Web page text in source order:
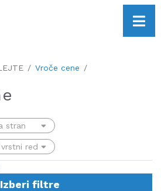
Vroče cene
Izberi filtre